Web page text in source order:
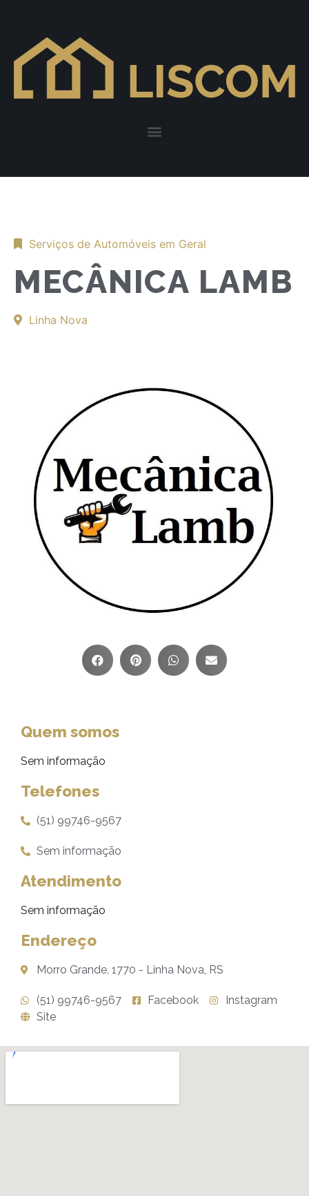
Serviços de Automóveis em Geral
MECÂNICA LAMB
Linha Nova
Quem somos
Sem informação
Telefones
(51) 99746-9567
Sem informação
Atendimento
Sem informação
Endereço
Morro Grande, 1770 - Linha Nova, RS
(51) 99746-9567 Facebook
Instagram
Site